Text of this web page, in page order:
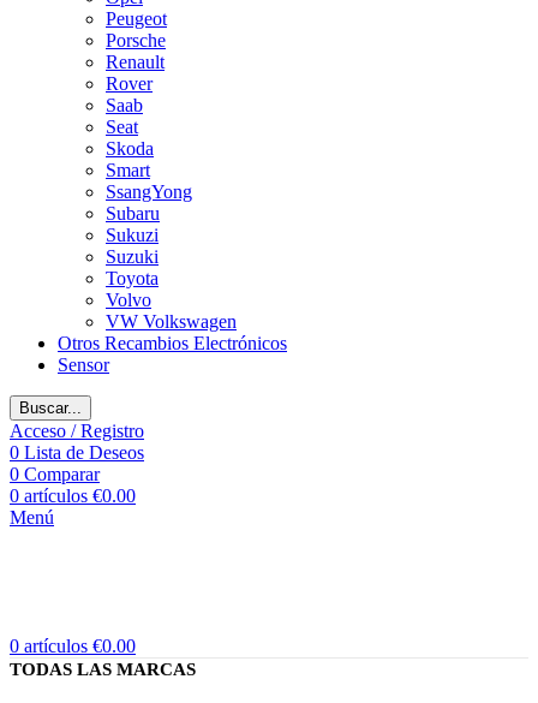
Peugeot
Porsche
Renault
Rover
Saab
Seat
Skoda
Smart
SsangYong
Subaru
Sukuzi
Suzuki
Toyota
Volvo
VW Volkswagen
Otros Recambios Electrónicos
Sensor
Buscar...
Acceso / Registro
0 Lista de Deseos
0 Comparar
0 artículos €0.00
Menú
0 artículos €0.00
TODAS LAS MARCAS